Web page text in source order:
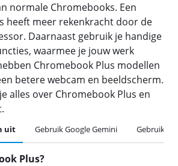
normale Chromebooks. Een
heeft meer rekenkracht door de
Daarnaast gebruik je handige
waarmee je jouw werk
Chromebook Plus modellen
betere webcam en beeldscherm.
alles over Chromebook Plus en
uit Gebruik Google Gemini Gebruik
Plus?